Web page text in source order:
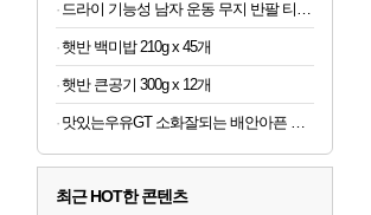
햇반 백미밥 210g x 45개
햇반 큰공기 300g x 12개
맛있는우유GT 소화잘되는 배안아픈 저지방우유 180ml x 48개
최근 HOT한 콘텐츠